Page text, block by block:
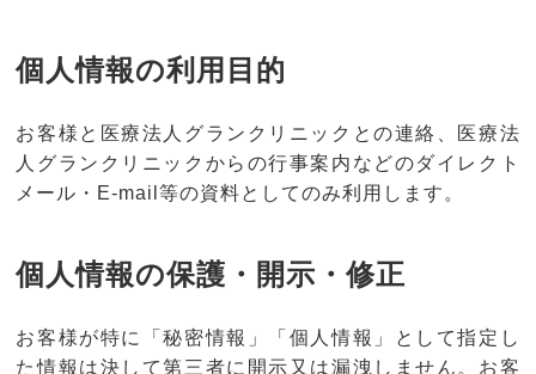
個人情報の利用目的
お客様と医療法人グランクリニックとの連絡、医療法
人グランクリニックからの行事案内などのダイレクト
メール・E-mail等の資料としてのみ利用します。
個人情報の保護・開示・修正
お客様が特に「秘密情報」「個人情報」として指定し
た情報は決して第三者に開示又は漏洩しません。お客